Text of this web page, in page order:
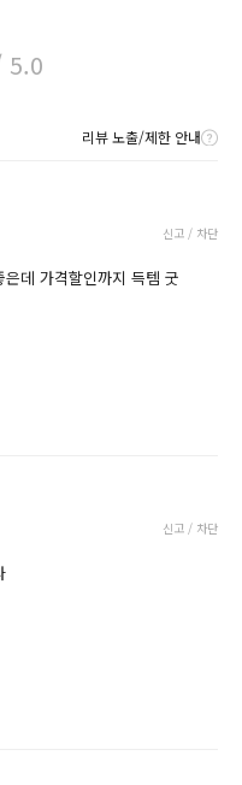
5.0
리뷰 노출/제한 안내
신고 / 차단
데 가격할인까지 득템 굿
신고 / 차단